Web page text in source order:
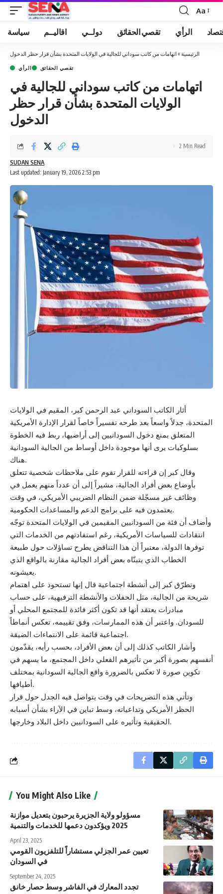
Font
Resizer
Aa
سياسة اقاليــم دولــي تقصي الحقائق الرأي
الرئيسية » اتهامات من كاتب سوداني للجالية في الولايات المتحدة بشأن قرار حظر الدخول
الرأي تقصي الحقائق
اتهامات من كاتب سوداني للجالية في
الولايات المتحدة بشأن قرار حظر
الدخول
Last updated: January 19, 2026 2:53 pm
SUDAN SENA
2 Min Read
أثار الكاتب السوداني عبد الرحمن كبر، المقيم في الولايات
المتحدة، جدلاً واسعاً بعد طرحه تفسيراً خاصاً لقرار الإدارة الأمريكية
المتعلق بمنع دخول السودانيين إلى أراضيها، ربط فيه الخطوة
بسلوكيات يرى أنها موجودة داخل أوساط من الجالية السودانية
هناك.
وقال كبر إن قراءته للقرار تقوم على ملاحظات شخصية تتعلق
بأوضاع بعض أفراد الجالية، مشيراً إلى أن عدداً منهم يعمل في
وظائف غير مسجّلة ضمن النظام الضريبي الأمريكي، في وقت
يعتمدون فيه على برامج الدعم والمساعدات الحكومية.
وأضاف أن فئة من السودانيين المقيمين في الولايات المتحدة توجّه
انتقادات للسياسات الأمريكية، رغم استفادتهم من الخدمات التي
توفرها الدولة، معتبراً أن هذا التناقض يطرح تساؤلات حول طبيعة
الخطاب الذي يتبنّاه بعض أفراد الجالية مقارنة بالواقع الذي
يعيشونه.
وتطرّق كبر إلى أنشطة اجتماعية قال إنها تستحوذ على اهتمام
شريحة من الجالية، مثل الحفلات والأنشطة الترفيهية، على حساب
مبادرات يعتقد أنها قد تكون أكثر فائدة للمجتمع المحلي أو
للسودان. واعتبر أن هذه الممارسات، وفق تقييمه، تعكس أنماطاً
اجتماعية قائمة على الانتماءات الضيقة.
وأشار الكاتب كذلك إلى أن بعض الأفراد، بحسب رأيه، يقدّمون
أنفسهم بصورة أكبر من تأثيرهم الفعلي داخل المجتمع، ما يسهم في
تكوين صورة لا تعكس بالضرورة واقع الجالية السودانية بمختلف
أطيافها.
وتأتي هذه التصريحات في وقت يتواصل فيه الجدل حول قرار
الحظر الأمريكي وتداعياته، وسط تباين في الآراء بشأن أسبابه
الحقيقية وتأثيره على السودانيين داخل البلاد وخارجها.
You Might Also Like
مسؤولو ولاية الجزيرة يرحبون بتعديل موازنة
2025 ويؤكدون دعمها للخدمات والتنمية
April 23, 2025
تعيين عمر الجزلي مستشاراً للتلفزيون القومي
في السودان
September 24, 2025
تجدد المعارك في الفاشر وسط حصار خانق